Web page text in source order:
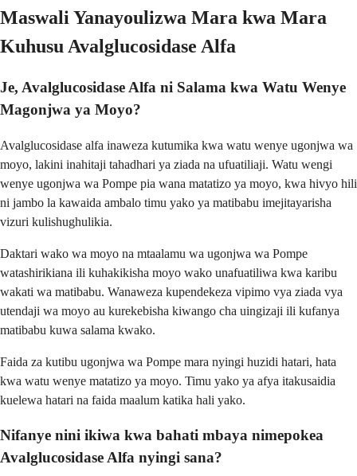
Maswali Yanayoulizwa Mara kwa Mara
Kuhusu Avalglucosidase Alfa
Je, Avalglucosidase Alfa ni Salama kwa Watu Wenye
Magonjwa ya Moyo?
Avalglucosidase alfa inaweza kutumika kwa watu wenye ugonjwa wa
moyo, lakini inahitaji tahadhari ya ziada na ufuatiliaji. Watu wengi
wenye ugonjwa wa Pompe pia wana matatizo ya moyo, kwa hivyo hili
ni jambo la kawaida ambalo timu yako ya matibabu imejitayarisha
vizuri kulishughulikia.
Daktari wako wa moyo na mtaalamu wa ugonjwa wa Pompe
watashirikiana ili kuhakikisha moyo wako unafuatiliwa kwa karibu
wakati wa matibabu. Wanaweza kupendekeza vipimo vya ziada vya
utendaji wa moyo au kurekebisha kiwango cha uingizaji ili kufanya
matibabu kuwa salama kwako.
Faida za kutibu ugonjwa wa Pompe mara nyingi huzidi hatari, hata
kwa watu wenye matatizo ya moyo. Timu yako ya afya itakusaidia
kuelewa hatari na faida maalum katika hali yako.
Nifanye nini ikiwa kwa bahati mbaya nimepokea
Avalglucosidase Alfa nyingi sana?